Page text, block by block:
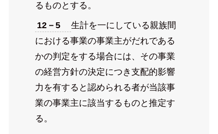
るものとする。
12－5
生計を一にしている親族間
における事業の事業主がだれである
かの判定をする場合には、その事業
の経営方針の決定につき支配的影響
力を有すると認められる者が当該事
業の事業主に該当するものと推定す
る。